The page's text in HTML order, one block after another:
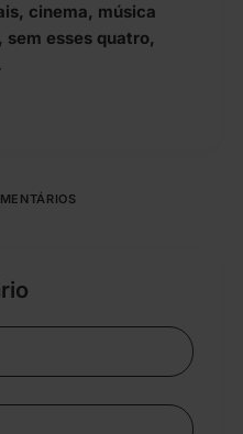
cinema, música
esses quatro,